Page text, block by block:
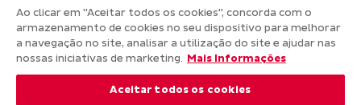
Ao clicar em "Aceitar todos os cookies", concorda com o
armazenamento de cookies no seu dispositivo para melhorar
a navegação no site, analisar a utilização do site e ajudar nas
nossas iniciativas de marketing. Mais Informações
Aceitar todos os cookies